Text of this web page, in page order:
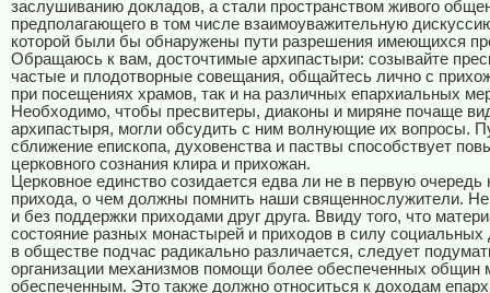
заслушиванию докладов, а стали пространством живого
предполагающего в том числе взаимоуважительную
которой были бы обнаружены пути разрешения имеющихся
Обращаюсь к вам, досточтимые архипастыри: созывайте
частые и плодотворные совещания, общайтесь лично с
при посещениях храмов, так и на различных епархиальных
Необходимо, чтобы пресвитеры, диаконы и миряне почаще
архипастыря, могли обсудить с ним волнующие их вопросы.
сближение епископа, духовенства и паствы способствует
церковного сознания клира и прихожан.
Церковное единство созидается едва ли не в первую очередь
прихода, о чем должны помнить наши священнослужители.
и без поддержки приходами друг друга. Ввиду того, что
состояние разных монастырей и приходов в силу социальных
в обществе подчас радикально различается, следует
организации механизмов помощи более обеспеченных общин
обеспеченным. Это также должно относиться к доходам